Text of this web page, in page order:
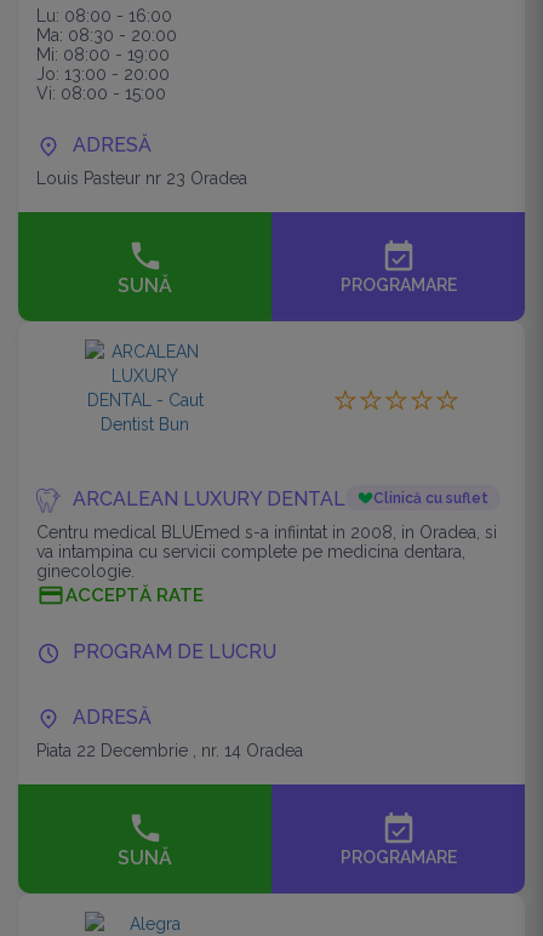
Lu: 08:00 - 16:00
Ma: 08:30 - 20:00
Mi: 08:00 - 19:00
Jo: 13:00 - 20:00
Vi: 08:00 - 15:00
ADRESĂ
Louis Pasteur nr 23 Oradea
SUNĂ
event_available
PROGRAMARE
ARCALEAN LUXURY DENTAL Clinică cu suflet
Centru medical BLUEmed s-a infiintat in 2008, in Oradea, si
va intampina cu servicii complete pe medicina dentara,
ginecologie.
ACCEPTĂ RATE
PROGRAM DE LUCRU
ADRESĂ
Piata 22 Decembrie , nr. 14 Oradea
SUNĂ
event_available
PROGRAMARE